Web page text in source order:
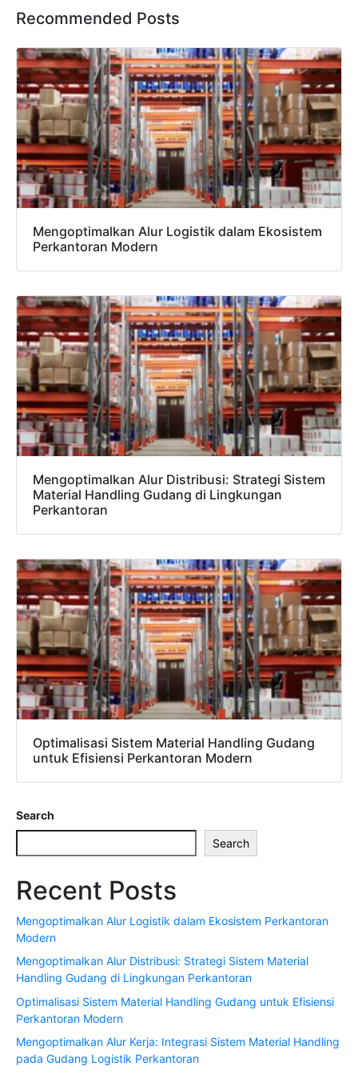
Recommended Posts
Mengoptimalkan Alur Logistik dalam Ekosistem
Perkantoran Modern
Mengoptimalkan Alur Distribusi: Strategi Sistem
Material Handling Gudang di Lingkungan
Perkantoran
Optimalisasi Sistem Material Handling Gudang
untuk Efisiensi Perkantoran Modern
Search
Search
Recent Posts
Mengoptimalkan Alur Logistik dalam Ekosistem Perkantoran
Modern
Mengoptimalkan Alur Distribusi: Strategi Sistem Material
Handling Gudang di Lingkungan Perkantoran
Optimalisasi Sistem Material Handling Gudang untuk Efisiensi
Perkantoran Modern
Mengoptimalkan Alur Kerja: Integrasi Sistem Material Handling
pada Gudang Logistik Perkantoran